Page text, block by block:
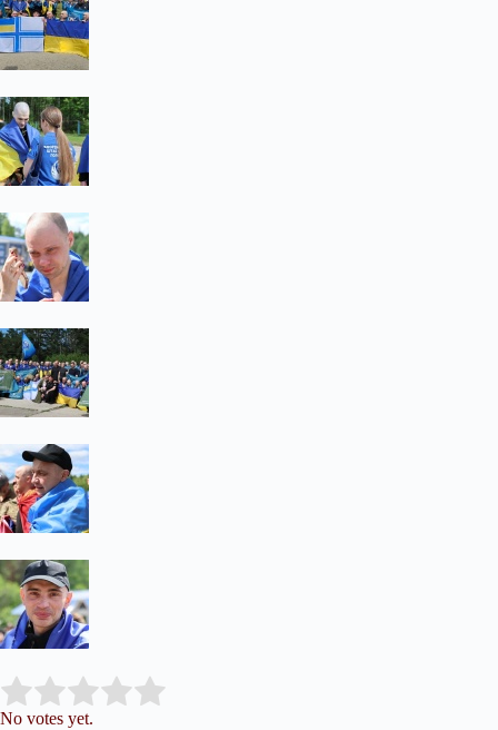
Rate this item:
No votes yet.